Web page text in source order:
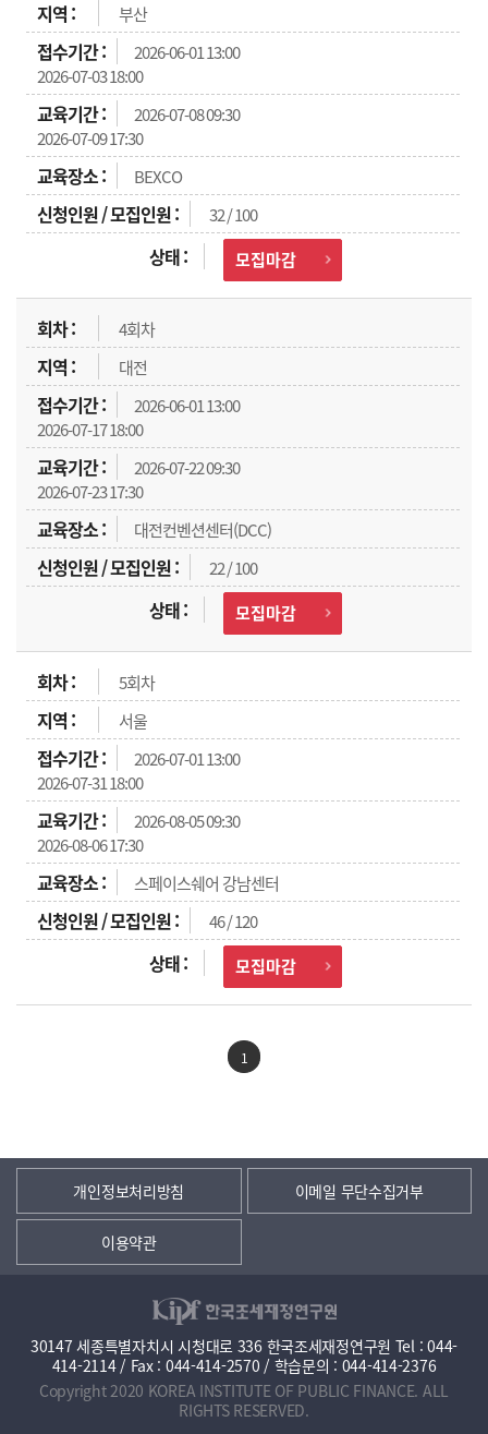
부산
2026-06-01 13:00
2026-07-03 18:00
2026-07-08 09:30
2026-07-09 17:30
BEXCO
32 / 100
모집마감
4회차
대전
2026-06-01 13:00
2026-07-17 18:00
2026-07-22 09:30
2026-07-23 17:30
대전컨벤션센터(DCC)
22 / 100
모집마감
5회차
서울
2026-07-01 13:00
2026-07-31 18:00
2026-08-05 09:30
2026-08-06 17:30
스페이스쉐어 강남센터
46 / 120
모집마감
1
개인정보처리방침 이메일 무단수집거부
이용약관
30147 세종특별자치시 시청대로 336 한국조세재정연구원 Tel : 044-
414-2114 / Fax : 044-414-2570 / 학습문의 : 044-414-2376
Copyright 2020 KOREA INSTITUTE OF PUBLIC FINANCE. ALL
RIGHTS RESERVED.